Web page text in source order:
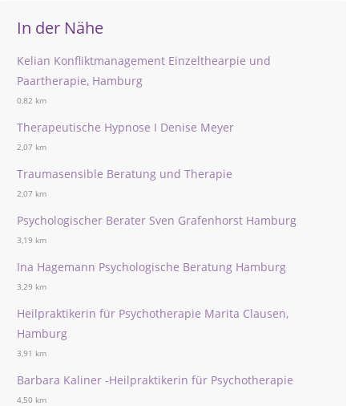
In der Nähe
Kelian Konfliktmanagement Einzelthearpie und
Paartherapie, Hamburg
0,82 km
Therapeutische Hypnose I Denise Meyer
2,07 km
Traumasensible Beratung und Therapie
2,07 km
Psychologischer Berater Sven Grafenhorst Hamburg
3,19 km
Ina Hagemann Psychologische Beratung Hamburg
3,29 km
Heilpraktikerin für Psychotherapie Marita Clausen,
Hamburg
3,91 km
Barbara Kaliner -Heilpraktikerin für Psychotherapie
4,50 km